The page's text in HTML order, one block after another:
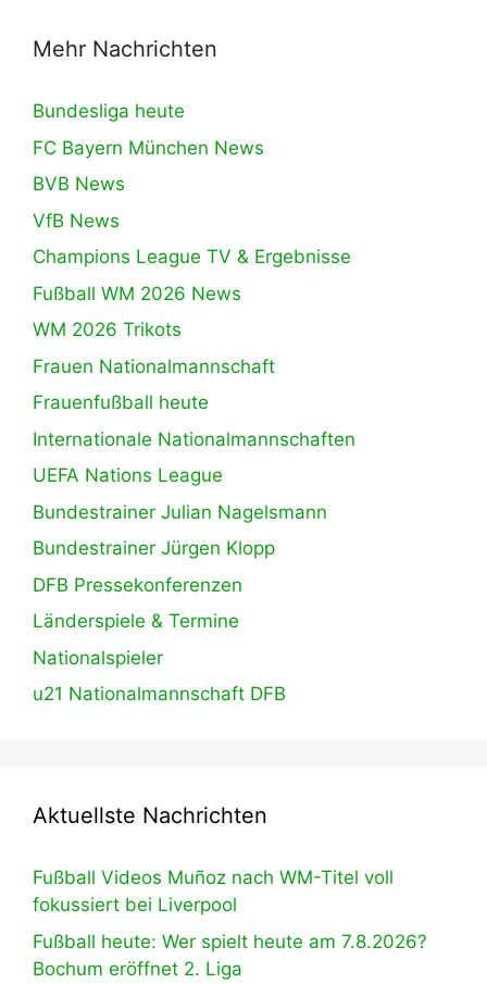
Mehr Nachrichten
Bundesliga heute
FC Bayern München News
BVB News
VfB News
Champions League TV & Ergebnisse
Fußball WM 2026 News
WM 2026 Trikots
Frauen Nationalmannschaft
Frauenfußball heute
Internationale Nationalmannschaften
UEFA Nations League
Bundestrainer Julian Nagelsmann
Bundestrainer Jürgen Klopp
DFB Pressekonferenzen
Länderspiele & Termine
Nationalspieler
u21 Nationalmannschaft DFB
Aktuellste Nachrichten
Fußball Videos Muñoz nach WM-Titel voll
fokussiert bei Liverpool
Fußball heute: Wer spielt heute am 7.8.2026?
Bochum eröffnet 2. Liga